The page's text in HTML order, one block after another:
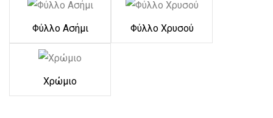
Φύλλο Ασήμι Φύλλο Χρυσού
Χρώμιο